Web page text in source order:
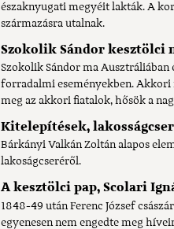
északnyugati megyéit lakták. A
származásra utalnak.
Szokolik Sándor kesztölci
Szokolik Sándor ma Ausztráliában
forradalmi eseményekben. Akkori
meg az akkori fiatalok, hősök a
Kitelepítések,
Bárkányi Valkán Zoltán alapos
lakoságcseréről.
A kesztölci pap, Scolari
1848-49 után Ferenc József
egyenesen nem engedte meg